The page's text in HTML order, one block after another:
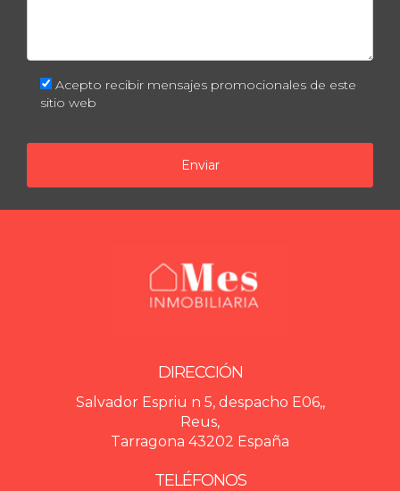
Acepto recibir mensajes promocionales de este
sitio web
Enviar
DIRECCIÓN
Salvador Espriu n 5, despacho E06,,
Reus,
Tarragona 43202 España
TELÉFONOS